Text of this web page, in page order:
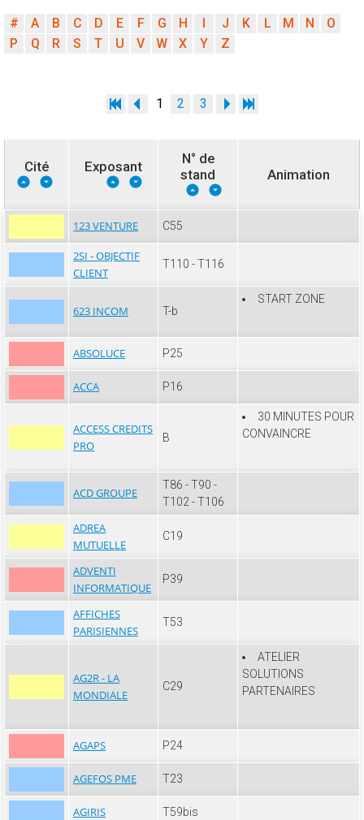
# A B C D E F G H I J K L M N
O
P
Q R S T U V W X Y Z
1 2 3
Cité Exposant
N° de
stand
Animation
123 VENTURE C55
2SI - OBJECTIF
CLIENT
T110 - T116
623 INCOM T-b
START ZONE
ABSOLUCE P25
ACCA P16
ACCESS CREDITS
PRO
B
30 MINUTES POUR
CONVAINCRE
ACD GROUPE
T86 - T90 -
T102 - T106
ADREA
MUTUELLE
C19
ADVENTI
INFORMATIQUE
P39
AFFICHES
PARISIENNES
T53
AG2R - LA
MONDIALE
C29
ATELIER
SOLUTIONS
PARTENAIRES
AGAPS P24
AGEFOS PME T23
AGIRIS T59bis